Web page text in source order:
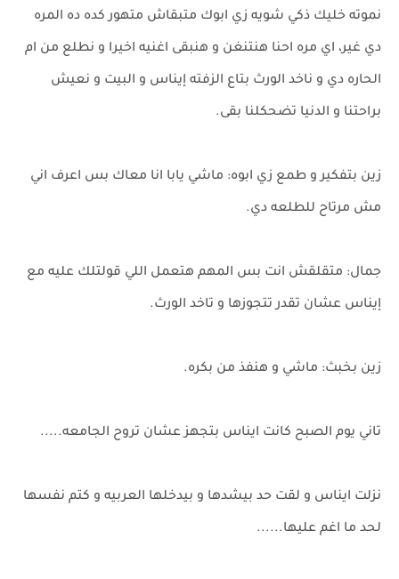
نموته خليك ذكي شويه زي ابوك متبقاش متهور كده ده المره
دي غير، اي مره احنا هنتنغن و هنبقى اغنيه اخيرا و نطلع من ام
الحاره دي و ناخد الورث بتاع الزفته إيناس و البيت و نعيش
براحتنا و الدنيا تضحكلنا بقى.
زين بتفكير و طمع زي ابوه: ماشي يابا انا معاك بس اعرف اني
مش مرتاح للطلعه دي.
جمال: متقلقش انت بس المهم هتعمل اللي قولتلك عليه مع
إيناس عشان تقدر تتجوزها و تاخد الورث.
زين بخبث: ماشي و هنفذ من بكره.
تاني يوم الصبح كانت ايناس بتجهز عشان تروح الجامعه.....
نزلت ايناس و لقت حد بيشدها و بيدخلها العربيه و كتم نفسها
لحد ما اغم عليها......